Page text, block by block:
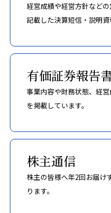
経営成績や経営方針など
記載した決算短信・説明資
有価証券報告
事業内容や財務状態、経
を掲載しています。
株主通信
株主の皆様へ年2回お届け
ります。